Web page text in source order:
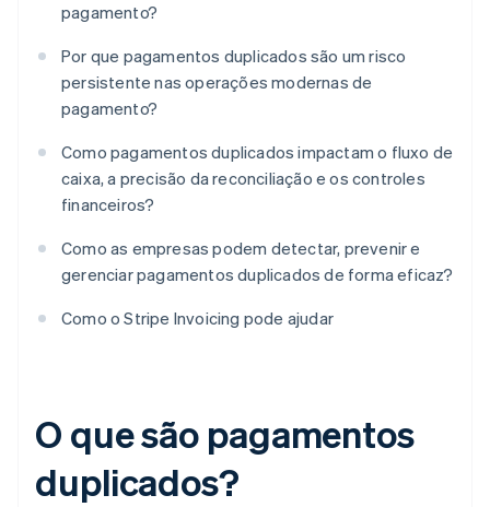
pagamento?
Por que pagamentos duplicados são um risco
persistente nas operações modernas de
pagamento?
Como pagamentos duplicados impactam o fluxo de
caixa, a precisão da reconciliação e os controles
financeiros?
Como as empresas podem detectar, prevenir e
gerenciar pagamentos duplicados de forma eficaz?
Como o Stripe Invoicing pode ajudar
O que são pagamentos
duplicados?